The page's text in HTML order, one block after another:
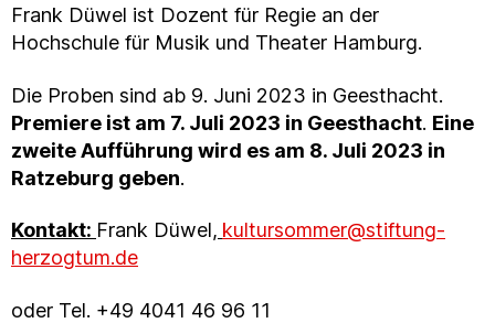
Frank Düwel ist Dozent für Regie an der
Hochschule für Musik und Theater Hamburg.
Die Proben sind ab 9. Juni 2023 in Geesthacht.
Premiere ist am 7. Juli 2023 in Geesthacht. Eine
zweite Aufführung wird es am 8. Juli 2023 in
Ratzeburg geben.
Kontakt: Frank Düwel, kultursommer@stiftung-
herzogtum.de
oder Tel. +49 4041 46 96 11